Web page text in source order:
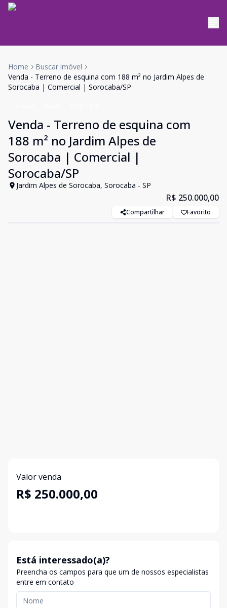
Home
Buscar imóvel
Venda - Terreno de esquina com 188 m² no Jardim Alpes de
Sorocaba | Comercial | Sorocaba/SP
Venda - Terreno de esquina com
188 m² no Jardim Alpes de
Sorocaba | Comercial |
Sorocaba/SP
Jardim Alpes de Sorocaba, Sorocaba - SP
R$ 250.000,00
Compartilhar Favorito
Valor venda
R$ 250.000,00
Está interessado(a)?
Preencha os campos para que um de nossos especialistas
entre em contato